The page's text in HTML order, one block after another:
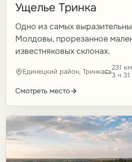
Ущелье Тринка
Одно из самых
Молдовы, прорезанное
известняковых склонах.
Единецкий район, Тринка
231 км
3 ч
Смотреть место